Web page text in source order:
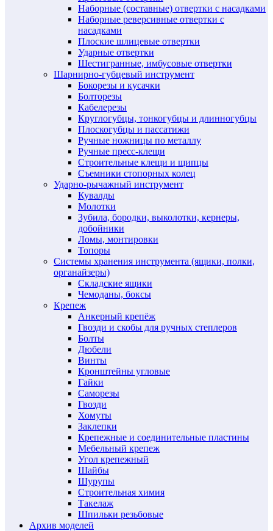
Наборные (составные) отвертки с насадками
Наборные реверсивные отвертки с
насадками
Плоские шлицевые отвертки
Ударные отвертки
Шестигранные, имбусовые отвертки
Шарнирно-губцевый инструмент
Бокорезы и кусачки
Болторезы
Кабелерезы
Круглогубцы, тонкогубцы и длинногубцы
Плоскогубцы и пассатижи
Ручные ножницы по металлу
Ручные пресс-клещи
Строительные клещи и щипцы
Съемники стопорных колец
Ударно-рычажный инструмент
Кувалды
Молотки
Зубила, бородки, выколотки, кернеры,
добойники
Ломы, монтировки
Топоры
Системы хранения инструмента (ящики, полки,
органайзеры)
Складские ящики
Чемоданы, боксы
Крепеж
Анкерный крепёж
Гвозди и скобы для ручных степлеров
Болты
Дюбели
Винты
Кронштейны угловые
Гайки
Саморезы
Гвозди
Хомуты
Заклепки
Крепежные и соединительные пластины
Мебельный крепеж
Угол крепежный
Шайбы
Шурупы
Строительная химия
Такелаж
Шпильки резьбовые
Архив моделей